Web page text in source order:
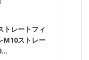
トレートフィ
M10ストレー